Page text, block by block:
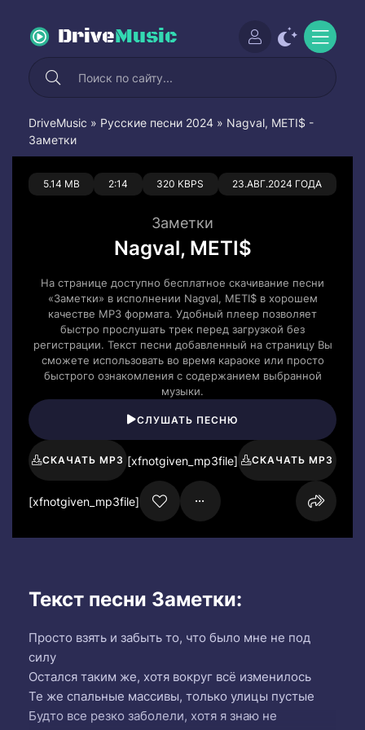
DriveMusic
DriveMusic » Русские песни 2024 » Nagval, METI$ -
Заметки
5.14 MB 2:14 320 KBPS 23.АВГ.2024 ГОДА
0 0
Заметки
Nagval, METI$
На странице доступно бесплатное скачивание песни
«Заметки» в исполнении Nagval, METI$ в хорошем
качестве MP3 формата. Удобный плеер позволяет
быстро прослушать трек перед загрузкой без
регистрации. Текст песни добавленный на страницу Вы
сможете использовать во время караоке или просто
быстрого ознакомления с содержанием выбранной
музыки.
СЛУШАТЬ ПЕСНЮ
СКАЧАТЬ MP3 [xfnotgiven_mp3file] СКАЧАТЬ MP3
[xfnotgiven_mp3file]
Текст песни Заметки:
Просто взять и забыть то, что было мне не под
силу
Остался таким же, хотя вокруг всё изменилось
Те же спальные массивы, только улицы пустые
Будто все резко заболели, хотя я знаю не